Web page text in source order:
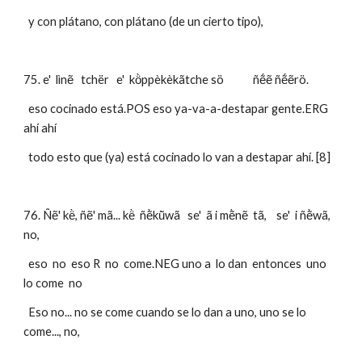
  y con plátano, con plátano (de un cierto tipo),
75. e'  lìnẽ   tchër   e'  kö̀ppèkèkãtche sö            ñẽ́ẽ ñẽ́ẽrö.
  eso cocinado está.POS eso ya-va-a-destapar gente.ERG
ahí ahí
  todo esto que (ya) está cocinado lo van a destapar ahí. [8]
76. Ñẽ' kë̀, ñẽ' mã... kë̀  ñẽ̀kũ̀wã   se'  ã i mẽ̀nẽ  tã,    se'  i ñẽ̀wã,
no,
  eso  no  eso R  no  come.NEG uno a  lo dan  entonces  uno
lo come  no
come..., no,